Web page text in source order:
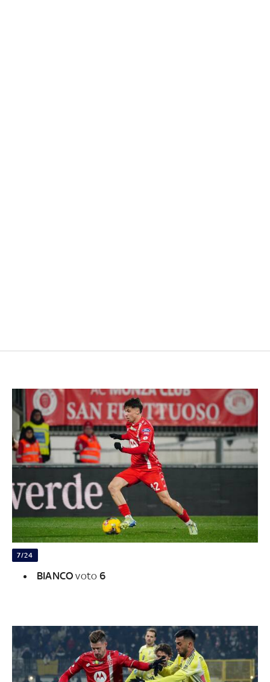
7/24
BIANCOvoto 6